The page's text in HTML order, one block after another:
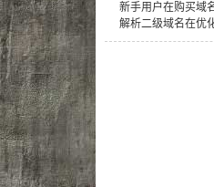
新手用户在购买域
解析二级域名在优